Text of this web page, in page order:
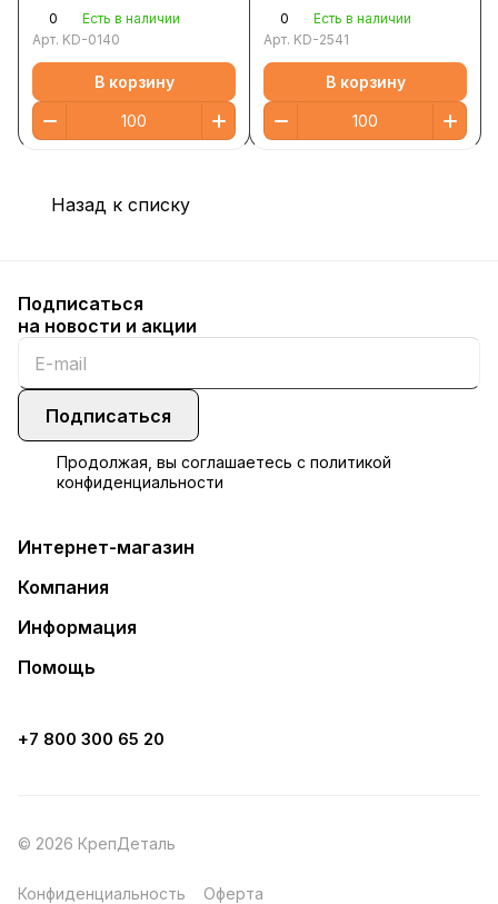
черный, Torx
0
Есть в наличии
Арт. KD-0140
В корзину
0
Есть в наличии
Арт. KD-2541
В корзину
Назад к списку
Подписаться
на новости и акции
Подписаться
Продолжая, вы соглашаетесь с политикой
конфиденциальности
Интернет-магазин
Компания
Информация
Помощь
+7 800 300 65 20
© 2026 КрепДеталь
Конфиденциальность Оферта